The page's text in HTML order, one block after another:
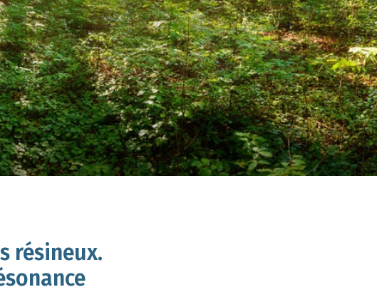
résineux.